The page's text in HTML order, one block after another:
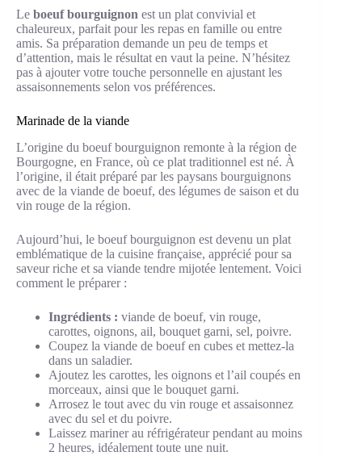
Le boeuf bourguignon est un plat convivial et
chaleureux, parfait pour les repas en famille ou entre
amis. Sa préparation demande un peu de temps et
d’attention, mais le résultat en vaut la peine. N’hésitez
pas à ajouter votre touche personnelle en ajustant les
assaisonnements selon vos préférences.
Marinade de la viande
L’origine du boeuf bourguignon remonte à la région de
Bourgogne, en France, où ce plat traditionnel est né. À
l’origine, il était préparé par les paysans bourguignons
avec de la viande de boeuf, des légumes de saison et du
vin rouge de la région.
Aujourd’hui, le boeuf bourguignon est devenu un plat
emblématique de la cuisine française, apprécié pour sa
saveur riche et sa viande tendre mijotée lentement. Voici
comment le préparer :
Ingrédients : viande de boeuf, vin rouge,
carottes, oignons, ail, bouquet garni, sel, poivre.
Coupez la viande de boeuf en cubes et mettez-la
dans un saladier.
Ajoutez les carottes, les oignons et l’ail coupés en
morceaux, ainsi que le bouquet garni.
Arrosez le tout avec du vin rouge et assaisonnez
avec du sel et du poivre.
Laissez mariner au réfrigérateur pendant au moins
2 heures, idéalement toute une nuit.